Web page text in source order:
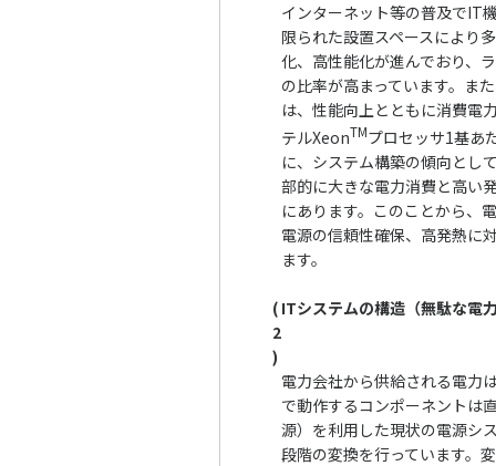
インターネット等の普及でIT
限られた設置スペースにより
化、高性能化が進んでおり、
の比率が高まっています。ま
は、性能向上とともに消費電
テルXeonTMプロセッサ1基あ
に、システム構築の傾向とし
部的に大きな電力消費と高い
にあります。このことから、
電源の信頼性確保、高発熱に
ます。
(
2
)
ITシステムの構造（無駄な電
電力会社から供給される電力
で動作するコンポーネントは
源）を利用した現状の電源
段階の変換を行っています。